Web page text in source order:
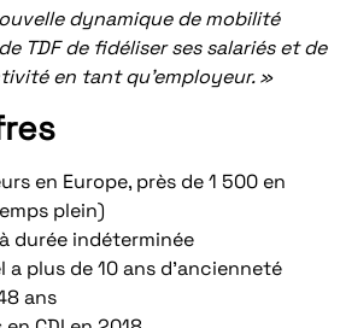
dynamique de mobilité
TDF de fidéliser ses salariés et de
en tant qu’employeur. »
en Europe, près de 1 500 en
plein)
durée indéterminée
plus de 10 ans d’ancienneté
ans